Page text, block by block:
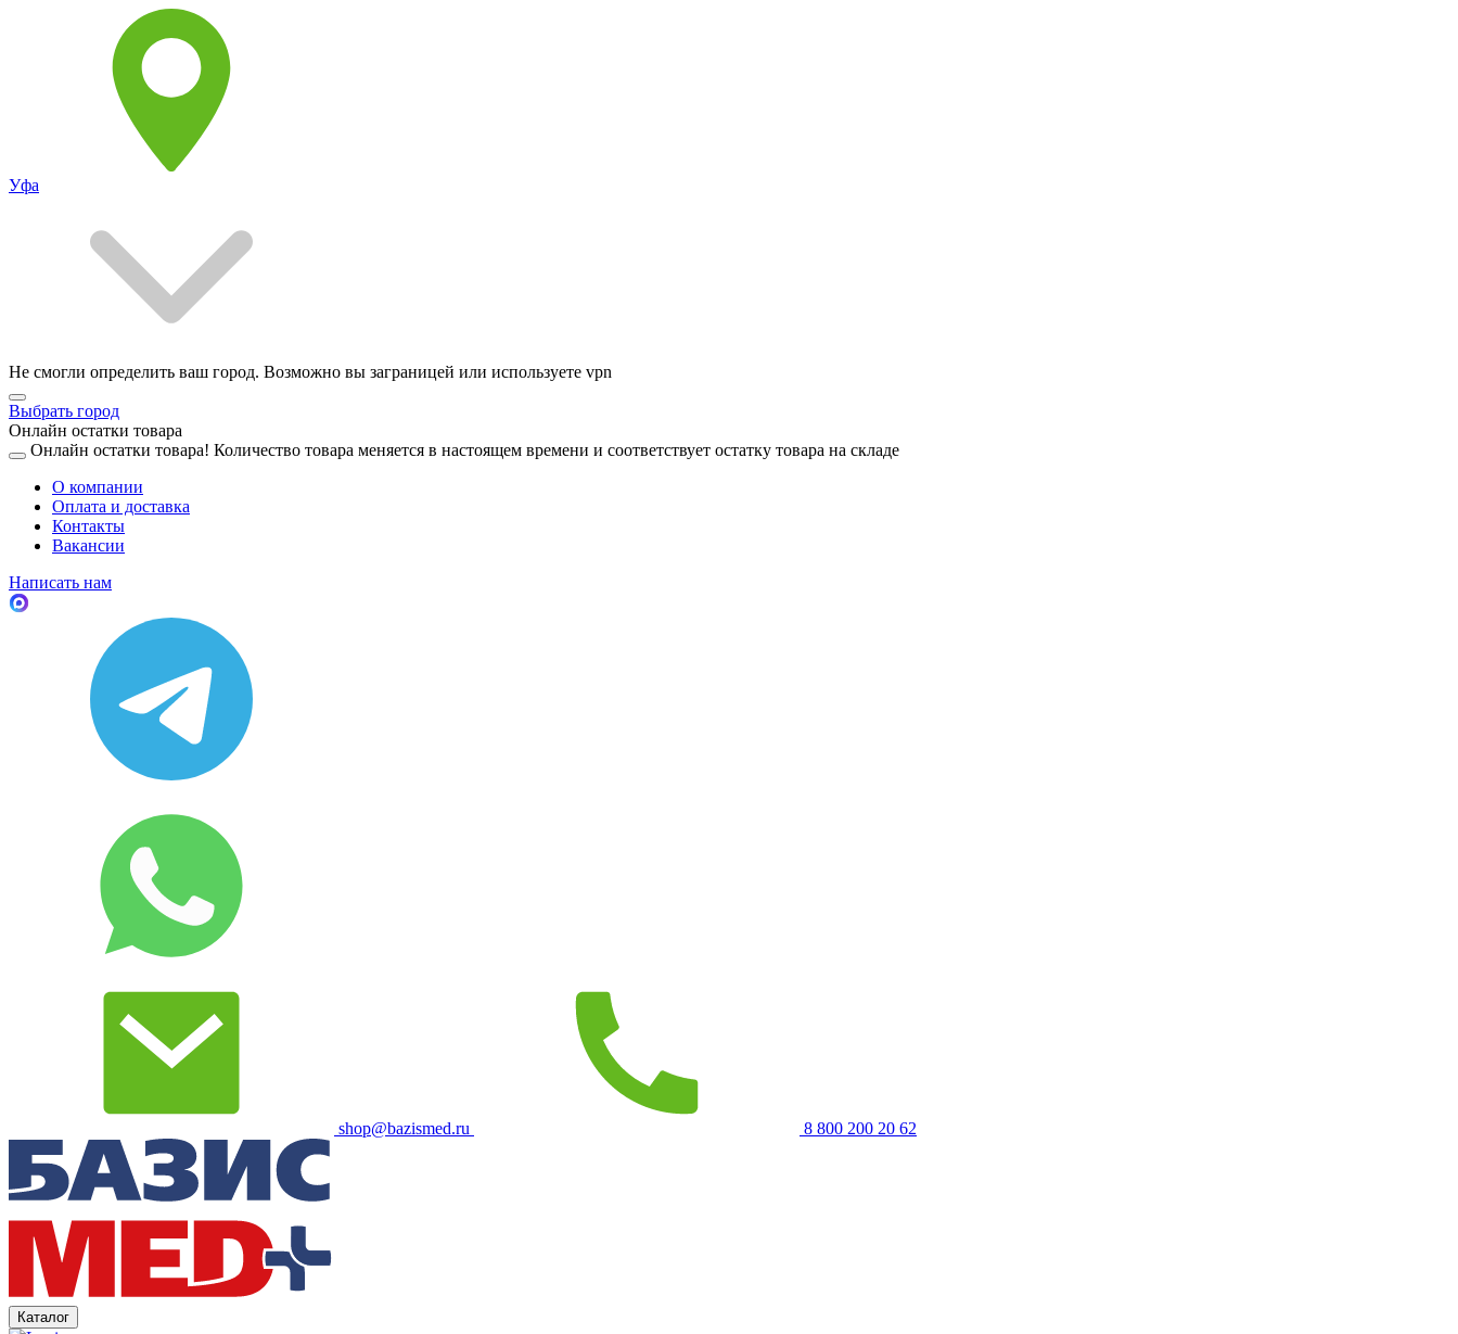
Уфа
Не смогли определить ваш город. Возможно вы заграницей или используете vpn
Выбрать город
Онлайн остатки товара
Онлайн остатки товара! Количество товара меняется в настоящем времени и соответствует остатку товара на складе
О компании
Оплата и доставка
Контакты
Вакансии
Написать нам
shop@bazismed.ru 8 800 200 20 62
Каталог